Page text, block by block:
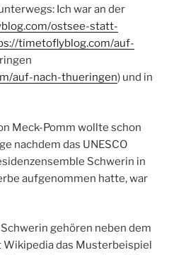
Ich war an der
ostsee-statt-
timetoflyblog.com/auf-
auf-nach-thueringen) und in
Meck-Pomm wollte schon
nachdem das UNESCO
Schwerin in
aufgenommen hatte, war
gehören neben dem
Wikipedia das Musterbeispiel